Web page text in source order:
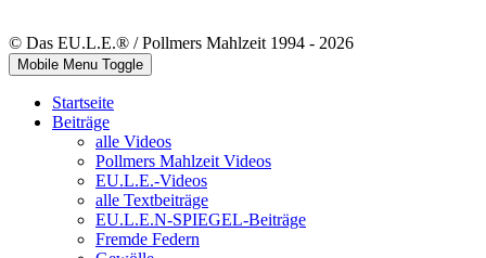
© Das EU.L.E.® / Pollmers Mahlzeit 1994 - 2026
Mobile Menu Toggle
Startseite
Beiträge
alle Videos
Pollmers Mahlzeit Videos
EU.L.E.-Videos
alle Textbeiträge
EU.L.E.N-SPIEGEL-Beiträge
Fremde Federn